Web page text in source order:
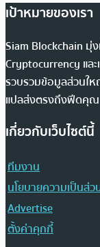
เป้าหมายของเรา
Siam Blockchain มุ่
Cryptocurrency และ
รวบรวมข้อมูลส่วนให
แปลส่งตรงถึงฟีดคุณ
เกี่ยวกับเว็บไซต์นี้
ทีมงาน
นโยบายความเป็นส่ว
Advertise
ตั้งค่าคุกกี้